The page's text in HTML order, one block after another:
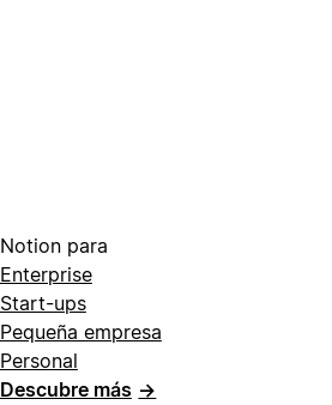
Notion para
Enterprise
Start-ups
Pequeña empresa
Personal
Descubre más →